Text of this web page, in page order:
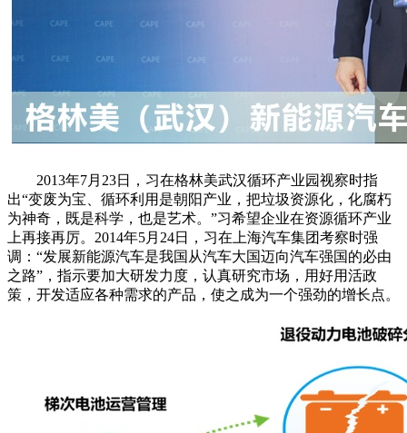
2013年7月23日，习在格林美武汉循环产业园视察时指
出“变废为宝、循环利用是朝阳产业，把垃圾资源化，化腐朽
为神奇，既是科学，也是艺术。”习希望企业在资源循环产业
上再接再厉。2014年5月24日，习在上海汽车集团考察时强
调：“发展新能源汽车是我国从汽车大国迈向汽车强国的必由
之路”，指示要加大研发力度，认真研究市场，用好用活政
策，开发适应各种需求的产品，使之成为一个强劲的增长点。